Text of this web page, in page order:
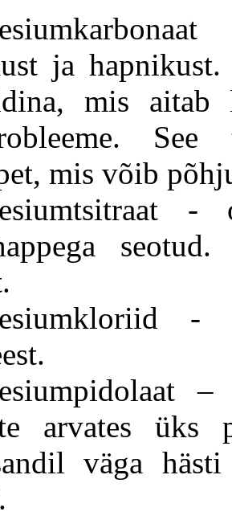
ja
mis aitab
mis võib
-
arvates üks
väga